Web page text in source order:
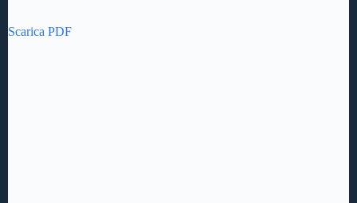
Scarica PDF